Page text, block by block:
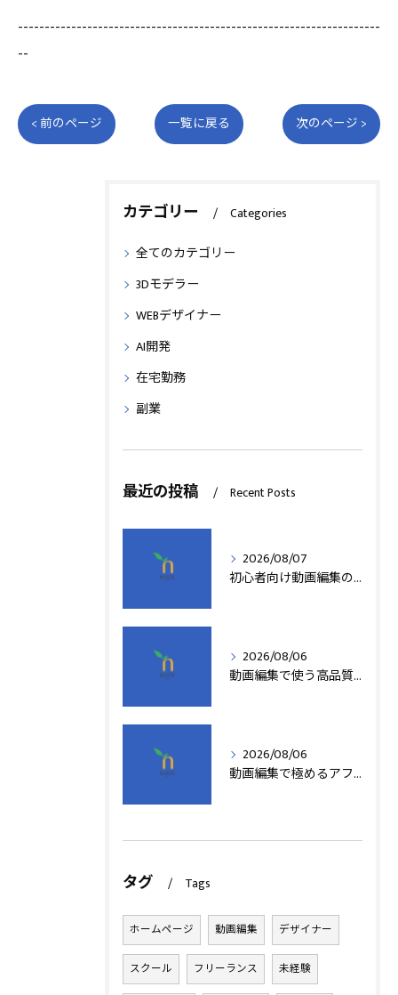
--------------------------------------------------------------------
--
< 前のページ 一覧に戻る 次のページ >
カテゴリー Categories
全てのカテゴリー
3Dモデラー
WEBデザイナー
AI開発
在宅勤務
副業
最近の投稿 Recent Posts
2026/08/07
初心者向け動画編集の簡単テクニック
2026/08/06
動画編集で使う高品質アフターエフェクトテンプレート活用術
2026/08/06
動画編集で極めるアフターエフェクト基本技術
タグ Tags
ホームページ 動画編集 デザイナー
スクール フリーランス 未経験